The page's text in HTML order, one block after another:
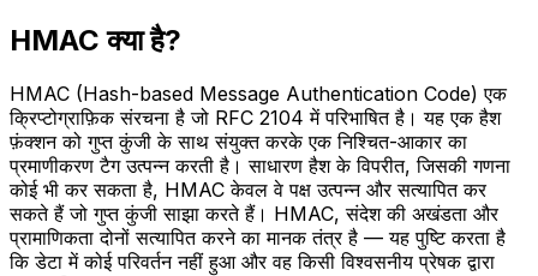
HMAC क्या है?
HMAC (Hash-based Message Authentication Code) एक
क्रिप्टोग्राफ़िक संरचना है जो RFC 2104 में परिभाषित है। यह एक हैश
फ़ंक्शन को गुप्त कुंजी के साथ संयुक्त करके एक निश्चित-आकार का
प्रमाणीकरण टैग उत्पन्न करती है। साधारण हैश के विपरीत, जिसकी गणना
कोई भी कर सकता है, HMAC केवल वे पक्ष उत्पन्न और सत्यापित कर
सकते हैं जो गुप्त कुंजी साझा करते हैं। HMAC, संदेश की अखंडता और
प्रामाणिकता दोनों सत्यापित करने का मानक तंत्र है — यह पुष्टि करता है
कि डेटा में कोई परिवर्तन नहीं हुआ और वह किसी विश्वसनीय प्रेषक द्वारा